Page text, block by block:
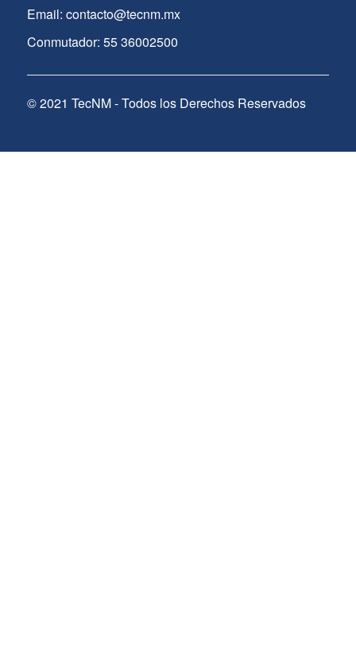
Email: contacto@tecnm.mx
Conmutador: 55 36002500
© 2021 TecNM - Todos los Derechos Reservados